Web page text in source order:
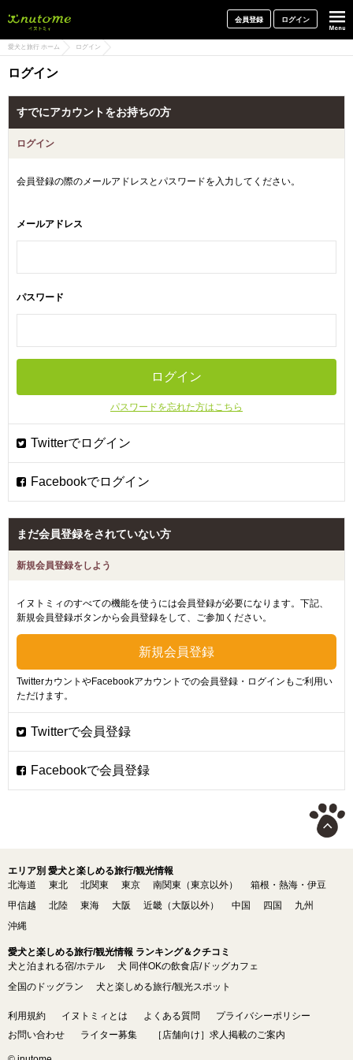
会員登録 ログイン
愛犬と旅行 ホーム ログイン
ログイン
すでにアカウントをお持ちの方
ログイン
会員登録の際のメールアドレスとパスワードを入力してください。
メールアドレス
パスワード
パスワードを忘れた方はこちら
まだ会員登録をされていない方
新規会員登録をしよう
イヌトミィのすべての機能を使うには会員登録が必要になります。下記、
新規会員登録ボタンから会員登録をして、ご参加ください。
TwitterカウントやFacebookアカウントでの会員登録・ログインもご利用い
ただけます。
エリア別 愛犬と楽しめる旅行/観光情報
北海道
東北 北関東 東京 南関東（東京以外）
箱根・熱海・伊豆
甲信越
北陸 東海 大阪 近畿（大阪以外） 中国 四国
九州
沖縄
愛犬と楽しめる旅行/観光情報 ランキング＆クチコミ
犬と泊まれる宿/ホテル
犬 同伴OKの飲食店/ドッグカフェ
全国のドッグラン
犬と楽しめる旅行/観光スポット
利用規約 イヌトミィとは よくある質問
プライバシーポリシー
お問い合わせ
ライター募集 ［店舗向け］求人掲載のご案内